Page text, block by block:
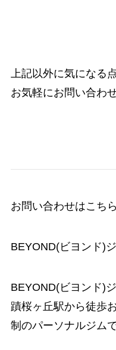
上記以外に気になる
お気軽にお問い合わ
お問い合わせはこち
BEYOND(ビヨンド)
BEYOND(ビヨンド)
蹟桜ヶ丘駅から徒歩
制のパーソナルジムで